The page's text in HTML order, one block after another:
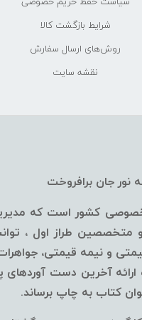
شرایط بازگشت کالا
روش‌های ارسال سفارش
نقشه سایت
جان برافروخت
کشور است که
طراز اول ،
و نیمه قیمتی،
کتاب به چاپ برساند.